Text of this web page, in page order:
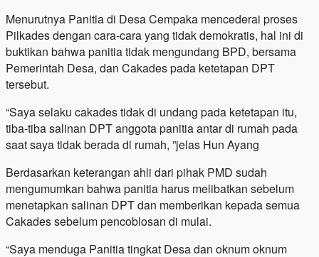
Menurutnya Panitia di Desa Cempaka mencederai proses
Pilkades dengan cara-cara yang tidak demokratis, hal ini di
buktikan bahwa panitia tidak mengundang BPD, bersama
Pemerintah Desa, dan Cakades pada ketetapan DPT
tersebut.
“Saya selaku cakades tidak di undang pada ketetapan itu,
tiba-tiba salinan DPT anggota panitia antar di rumah pada
saat saya tidak berada di rumah, ”jelas Hun Ayang
Berdasarkan keterangan ahli dari pihak PMD sudah
mengumumkan bahwa panitia harus melibatkan sebelum
menetapkan salinan DPT dan memberikan kepada semua
Cakades sebelum pencoblosan di mulai.
“Saya menduga Panitia tingkat Desa dan oknum oknum